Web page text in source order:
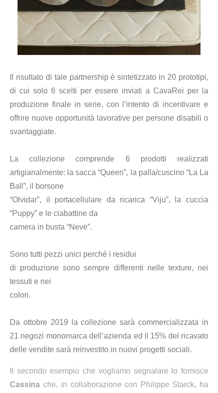
Il risultato di tale partnership è sintetizzato in 20 prototipi,
di cui solo 6 scelti per essere inviati a CavaRei per la
produzione finale in serie, con l’intento di incentivare e
offrire nuove opportunità lavorative per persone disabili o
svantaggiate.
La collezione comprende 6 prodotti realizzati
artigianalmente: la sacca “Queen”, la palla/cuscino “La La
Ball”, il borsone
“Olvidar”, il portacellulare da ricarica “Viju”, la cuccia
“Puppy” e le ciabattine da
camera in busta “Neve”.
Sono tutti pezzi unici perché i residui
di produzione sono sempre differenti nelle texture, nei
tessuti e nei
colori.
Da ottobre 2019 la collezione sarà commercializzata in
21 negozi monomarca dell’azienda ed il 15% del ricavato
delle vendite sarà reinvestito in nuovi progetti sociali.
Il secondo esempio che vogliamo segnalare lo fornisce
Cassina che, in collaborazione con Philippe Starck, ha